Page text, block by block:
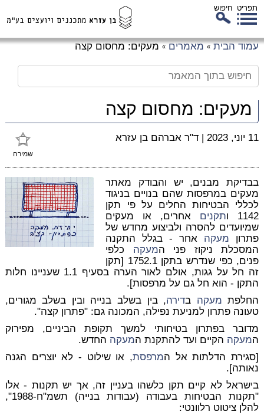
תפריט חיפוש
עמוד הבית » מאמרים » מעקים: מחסום קצה
מעקים: מחסום קצה
שמירה
11 יוני, 2023 | ד"ר אברהם בן עזרא
בבדיקת מבנים, יש והבודק מאתר
מעקים במרפסות שהם בנויים בניגוד
לכללי הבטיחות החלים על פי תקן
1142 ו
תקנים אחרים, או מעקים
שמיועדים להסרה ולביצוע מחדש של
פתרון מעקה אחר - בגלל התקנה
המסכלת ניקוז פני המעקה כלפי
פנים, כפי שנדרש בתקן 1752.1 [תקן
זה חל על גגות, אולם לאור הערה בסעיף 1.1 שעניינו חלות
התקן - הוא חל גם על מרפסות].
החלפת מעקה בדירה, בין בשלב בנייה ובין בשלב מגורים,
טעונה פתרון למניעת נפילה, המכונה גם: "פתרון קצה".
מדובר בפתרון בטיחותי למשך תקופת הביניים, מפירוק
המעקה הקיים ועד להתקנת המעקה החדש.
[סגירת הדלתות אל המרפסת, או שילוט - לא יוצרים הגנה
נאותה].
בישראל לא קיים תקן כלשהו בעניין זה, אך יש תקנות - אלו
"תקנות הבטיחות בעבודה (עבודות בנייה) תשמ"ח-1988",
להלן ציטוט רלוונטי: